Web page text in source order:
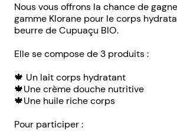
Nous vous offrons la chance de
gamme Klorane pour le corps
beurre de Cupuaçu BIO.
Elle se compose de 3 produits :
🍁 Un lait corps hydratant
🍁Une crème douche nutritive
🍁Une huile riche corps
Pour participer :